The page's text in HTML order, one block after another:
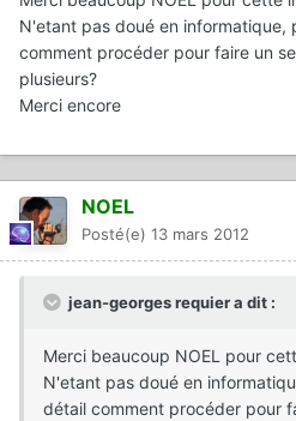
N'etant pas doué en informatique,
comment procéder pour faire un
plusieurs?
Merci encore
NOEL
Posté(e) 13 mars 2012
jean-georges requier a dit :
Merci beaucoup NOEL pour
N'etant pas doué en
détail comment procéder pour